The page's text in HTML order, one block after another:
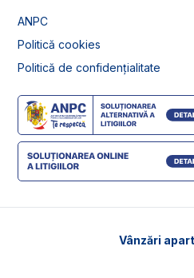
ANPC
Politică cookies
Politică de confidențialitate
Vânzări